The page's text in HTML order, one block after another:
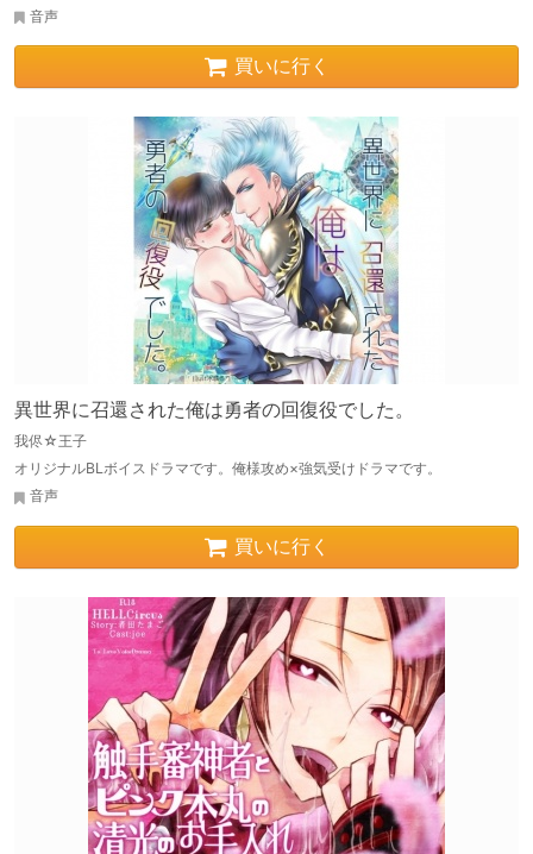
音声
買いに行く
異世界に召還された俺は勇者の回復役でした。
我侭☆王子
オリジナルBLボイスドラマです。俺様攻め×強気受けドラマです。
音声
買いに行く